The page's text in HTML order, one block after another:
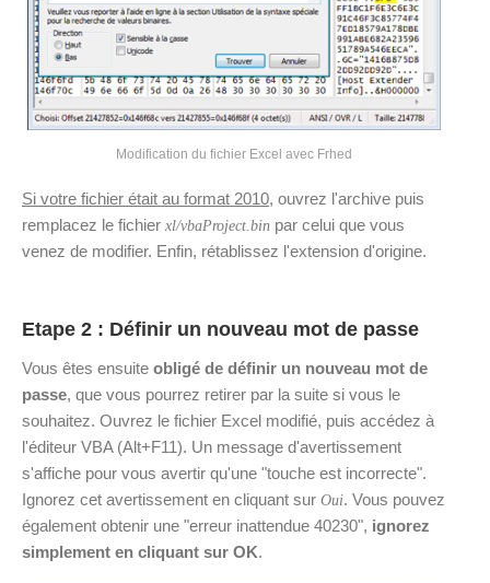
Modification du fichier Excel avec Frhed
Si votre fichier était au format 2010, ouvrez l'archive puis
remplacez le fichier xl/vbaProject.bin par celui que vous
venez de modifier. Enfin, rétablissez l'extension d'origine.
Etape 2 : Définir un nouveau mot de passe
Vous êtes ensuite obligé de définir un nouveau mot de
passe, que vous pourrez retirer par la suite si vous le
souhaitez. Ouvrez le fichier Excel modifié, puis accédez à
l'éditeur VBA (Alt+F11). Un message d'avertissement
s'affiche pour vous avertir qu'une "touche est incorrecte".
Ignorez cet avertissement en cliquant sur Oui. Vous pouvez
également obtenir une "erreur inattendue 40230", ignorez
simplement en cliquant sur OK.